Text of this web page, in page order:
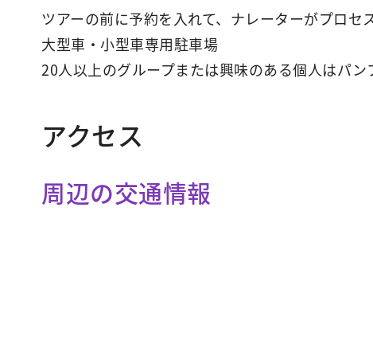
ツアーの前に予約を入れて、ナレーターがプロ
大型車・小型車専用駐車場
20人以上のグループまたは興味のある個人はパ
アクセス
周辺の交通情報